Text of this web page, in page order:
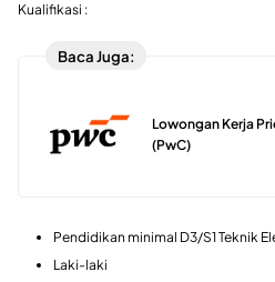
Kualifikasi :
Baca Juga:
Lowongan Kerja
(PwC)
Pendidikan minimal D3/S1 Teknik
Laki-laki